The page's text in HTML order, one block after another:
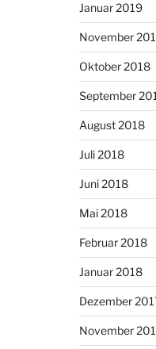
Januar 2019
November
Oktober 2018
September
August 2018
Juli 2018
Juni 2018
Mai 2018
Februar 2018
Januar 2018
Dezember
November